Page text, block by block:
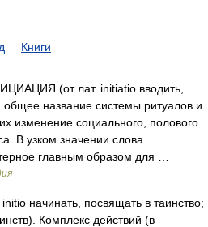
Книги
(от лат. initiatio вводить,
общее название системы ритуалов и
изменение социального, полового
В узком значении слова
главным образом для …
начинать, посвящать в таинство;
Комплекс действий (в